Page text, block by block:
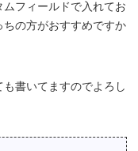
フィールドで入れてお
ちの方がおすすめですか
書いてますのでよろし